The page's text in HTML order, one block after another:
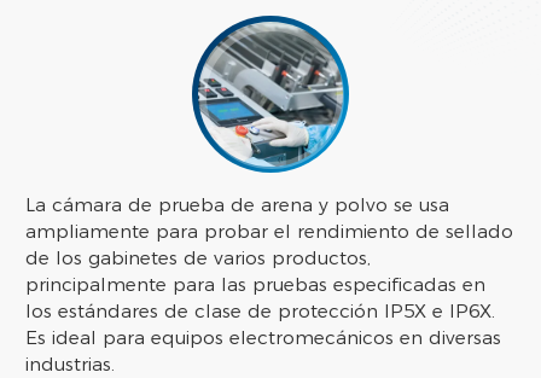
La cámara de prueba de arena y polvo se usa
ampliamente para probar el rendimiento de sellado
de los gabinetes de varios productos,
principalmente para las pruebas especificadas en
los estándares de clase de protección IP5X e IP6X.
Es ideal para equipos electromecánicos en diversas
industrias.